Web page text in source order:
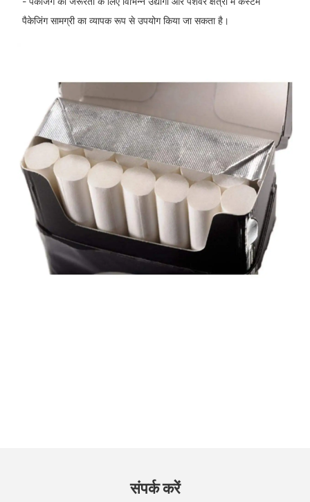
पैकेजिंग सामग्री का व्यापक रूप से उपयोग किया जा सकता है।
संपर्क करें